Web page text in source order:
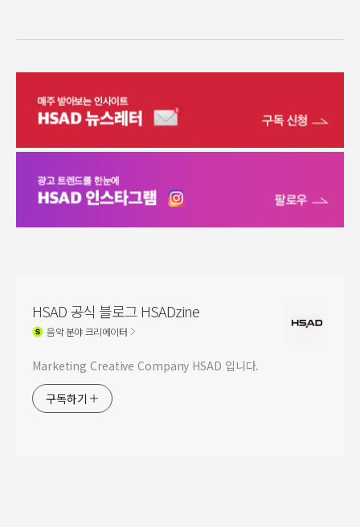
HSAD 공식 블로그 HSADzine
음악분야 크리에이터
Marketing Creative Company HSAD 입니다.
구독하기